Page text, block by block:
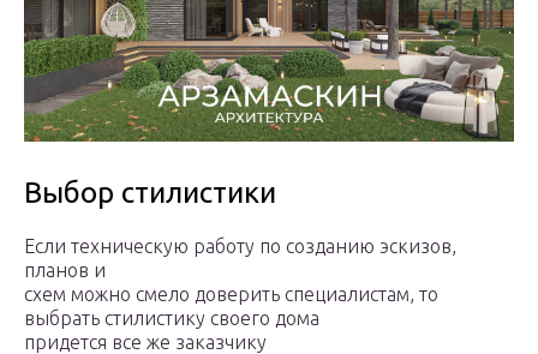
Выбор стилистики
Если техническую работу по созданию эскизов,
планов и
схем можно смело доверить специалистам, то
выбрать стилистику своего дома
придется все же заказчику